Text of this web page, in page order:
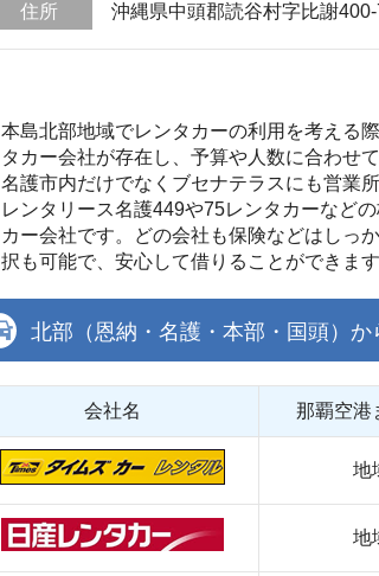
住所 沖縄県中頭郡読谷村字比謝400-
本島北部地域でレンタカーの利用を考える
タカー会社が存在し、予算や人数に合わせ
名護市内だけでなくブセナテラスにも営業
レンタリース名護449や75レンタカーなど
カー会社です。どの会社も保険などはしっ
択も可能で、安心して借りることができます
北部（恩納・名護・本部・国頭）
会社名 那覇空港
地
地